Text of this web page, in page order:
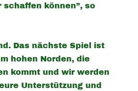
können”, so
Das nächste Spiel ist
hohen Norden, die
kommt und wir werden
Unterstützung und